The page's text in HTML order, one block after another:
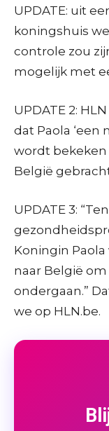
UPDATE: uit
koningshuis
controle zou
mogelijk met
UPDATE 2:
dat Paola ‘een
wordt bekeken
België
UPDATE 3:
Koningin
naar België
ondergaan.”
we op HLN.be.